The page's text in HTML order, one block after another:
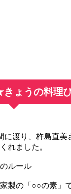
ょうの料理
に渡り、杵島直美
れました。
ルール
家製の「○○の素」